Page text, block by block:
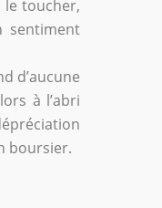
le toucher,
sentiment
d’aucune
à l’abri
boursier.